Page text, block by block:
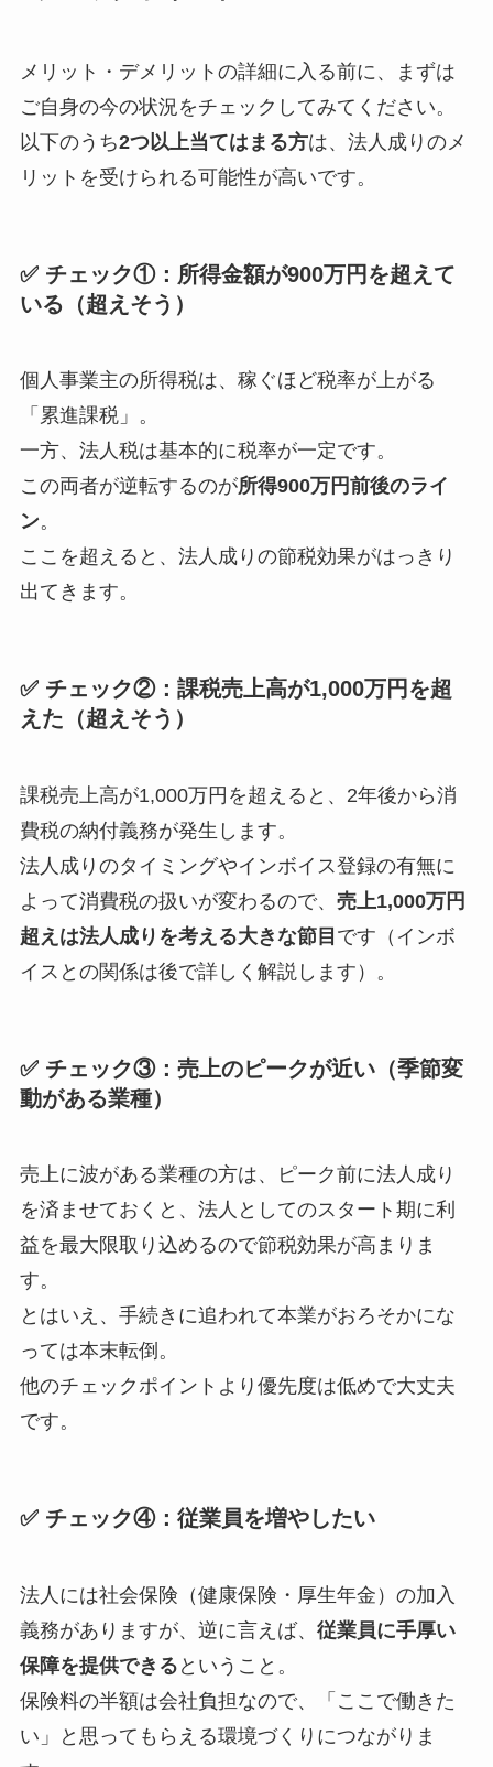
メリット・デメリットの詳細に入る前に、まずは
ご自身の今の状況をチェックしてみてください。
以下のうち2つ以上当てはまる方は、法人成りのメ
リットを受けられる可能性が高いです。
✅ チェック①：所得金額が900万円を超えて
いる（超えそう）
個人事業主の所得税は、稼ぐほど税率が上がる
「累進課税」。
一方、法人税は基本的に税率が一定です。
この両者が逆転するのが所得900万円前後のライ
ン。
ここを超えると、法人成りの節税効果がはっきり
出てきます。
✅ チェック②：課税売上高が1,000万円を超
えた（超えそう）
課税売上高が1,000万円を超えると、2年後から消
費税の納付義務が発生します。
法人成りのタイミングやインボイス登録の有無に
よって消費税の扱いが変わるので、 売上1,000万円
超えは法人成りを考える大きな節目 です（インボ
イスとの関係は後で詳しく解説します）。
✅ チェック③：売上のピークが近い（季節変
動がある業種）
売上に波がある業種の方は、ピーク前に法人成り
を済ませておくと、法人としてのスタート期に利
益を最大限取り込めるので節税効果が高まりま
す。
とはいえ、手続きに追われて本業がおろそかにな
っては本末転倒。
他のチェックポイントより優先度は低めで大丈夫
です。
✅ チェック④：従業員を増やしたい
法人には社会保険（健康保険・厚生年金）の加入
義務がありますが、逆に言えば、 従業員に手厚い
保障を提供できる ということ。
保険料の半額は会社負担なので、「ここで働きた
い」と思ってもらえる環境づくりにつながりま